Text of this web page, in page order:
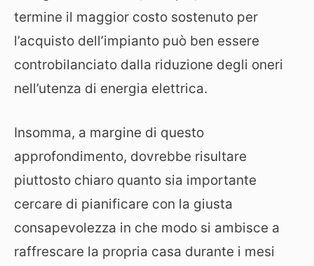
termine il maggior costo sostenuto per
l’acquisto dell’impianto può ben essere
controbilanciato dalla riduzione degli oneri
nell’utenza di energia elettrica.
Insomma, a margine di questo
approfondimento, dovrebbe risultare
piuttosto chiaro quanto sia importante
cercare di pianificare con la giusta
consapevolezza in che modo si ambisce a
raffrescare la propria casa durante i mesi